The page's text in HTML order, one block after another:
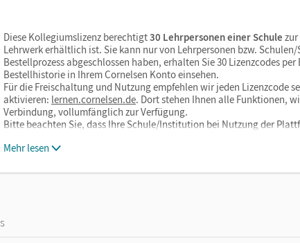
Diese Kollegiumslizenz berechtigt30 Lehrpersonen einer Schule
Lehrwerk erhältlich ist. Sie kann nur von Lehrpersonen bzw.
Bestellprozess abgeschlossen haben, erhalten Sie 30 Lizenzcodes
Bestellhistorie in Ihrem Cornelsen Konto einsehen.
Für die Freischaltung und Nutzung empfehlen wir jeden Lizenzcode
aktivieren: lernen.cornelsen.de. Dort stehen Ihnen alle Funktionen,
Verbindung, vollumfänglich zur Verfügung.
Bitte beachten Sie, dass Ihre Schule/Institution bei Nutzung der
Mehr lesen